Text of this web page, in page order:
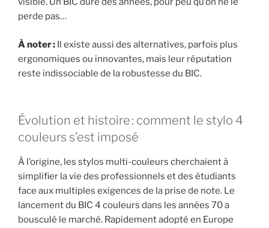
perde pas…
À noter : Il existe aussi des alternatives, parfois plus
ergonomiques ou innovantes, mais leur réputation
reste indissociable de la robustesse du BIC.
Évolution et histoire : comment le stylo 4
couleurs s’est imposé
À l’origine, les stylos multi-couleurs cherchaient à
simplifier la vie des professionnels et des étudiants
face aux multiples exigences de la prise de note. Le
lancement du BIC 4 couleurs dans les années 70 a
bousculé le marché. Rapidement adopté en Europe